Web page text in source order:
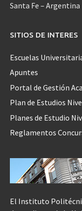
Santa Fe – Argentina
SITIOS DE INTERES
Escuelas
Apuntes
Portal de Gestión
Plan de Estudios
Planes de Estudio
Reglamentos
El Instituto